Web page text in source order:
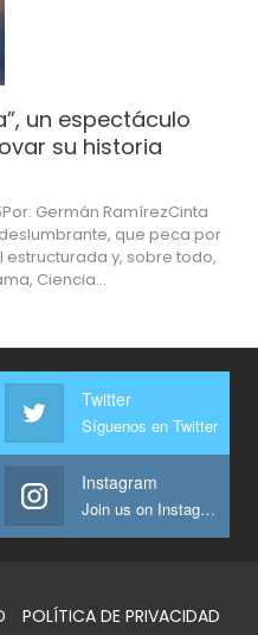
un espectáculo
su historia
Germán RamírezCinta
que peca por
y, sobre todo,
Ciencia…
Twitter
Síguenos en Twitter
Instagram
Join us on Instagram
POLÍTICA DE PRIVACIDAD